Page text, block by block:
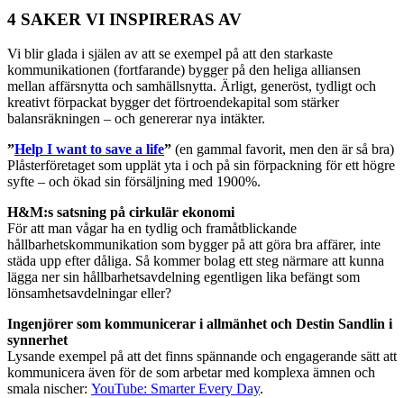
4 SAKER VI INSPIRERAS AV
Vi blir glada i själen av att se exempel på att den starkaste
kommunikationen (fortfarande) bygger på den heliga alliansen
mellan affärsnytta och samhällsnytta. Ärligt, generöst, tydligt och
kreativt förpackat bygger det förtroendekapital som stärker
balansräkningen – och genererar nya intäkter.
”Help I want to save a life” (en gammal favorit, men den är så bra)
Plåsterföretaget som upplät yta i och på sin förpackning för ett högre
syfte – och ökad sin försäljning med 1900%.
H&M:s satsning på cirkulär ekonomi
För att man vågar ha en tydlig och framåtblickande
hållbarhetskommunikation som bygger på att göra bra affärer, inte
städa upp efter dåliga. Så kommer bolag ett steg närmare att kunna
lägga ner sin hållbarhetsavdelning egentligen lika befängt som
lönsamhetsavdelningar eller?
Ingenjörer som kommunicerar i allmänhet och Destin Sandlin i
synnerhet
Lysande exempel på att det finns spännande och engagerande sätt att
kommunicera även för de som arbetar med komplexa ämnen och
smala nischer: YouTube: Smarter Every Day.